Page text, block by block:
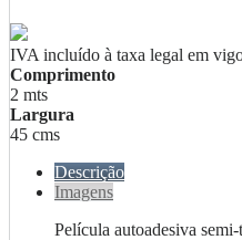
IVA incluído à taxa legal em
Comprimento
2 mts
Largura
45 cms
Descrição
Imagens
Película autoadesiva